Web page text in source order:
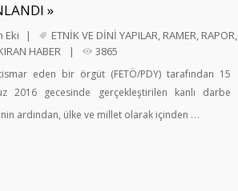
»
Eki | ETNİK VE DİNİ YAPILAR, RAMER, RAPOR,
HABER
| 3865
eden bir örgüt (FETÖ/PDY) tarafından 15
2016 gecesinde gerçekleştirilen kanlı darbe
ardından, ülke ve millet olarak içinden …